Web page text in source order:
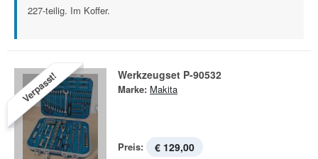
227-teilig. Im Koffer.
Verpasst! Werkzeugset P-90532
Marke: Makita
Preis: € 129,00